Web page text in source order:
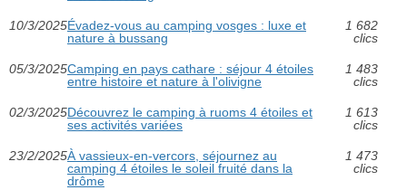
10/3/2025Évadez-vous au camping vosges : luxe et
nature à bussang
1 682
clics
05/3/2025Camping en pays cathare : séjour 4 étoiles
entre histoire et nature à l'olivigne
1 483
clics
02/3/2025Découvrez le camping à ruoms 4 étoiles et
ses activités variées
1 613
clics
23/2/2025À vassieux-en-vercors, séjournez au
camping 4 étoiles le soleil fruité dans la
drôme
1 473
clics